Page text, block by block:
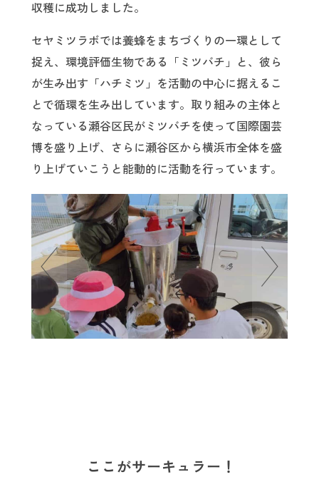
収穫に成功しました。
セヤミツラボでは養蜂をまちづくりの一環として
捉え、環境評価生物である「ミツバチ」と、彼ら
が生み出す「ハチミツ」を活動の中心に据えるこ
とで循環を生み出しています。取り組みの主体と
なっている瀬谷区民がミツバチを使って国際園芸
博を盛り上げ、さらに瀬谷区から横浜市全体を盛
り上げていこうと能動的に活動を行っています。
ここがサーキュラー！